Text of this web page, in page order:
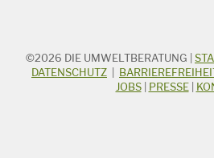
STICHWORTSUCHE
Suchbegriff
©2026 DIE UMWELTBERATUNG
DATENSCHUTZ
JOBS| PRESSE|